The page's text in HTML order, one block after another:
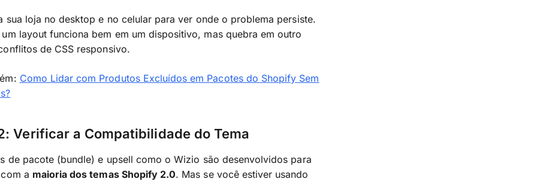
sua loja no desktop e no celular para ver onde o problema persiste.
layout funciona bem em um dispositivo, mas quebra em outro
de CSS responsivo.
Como Lidar com Produtos Excluídos em Pacotes do Shopify Sem
Verificar a Compatibilidade do Tema
de pacote (bundle) e upsell como o Wizio são desenvolvidos para
a maioria dos temas Shopify 2.0. Mas se você estiver usando